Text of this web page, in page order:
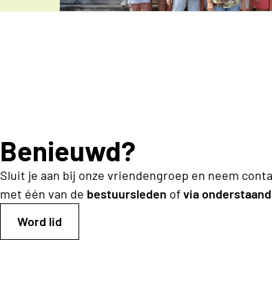
Benieuwd?
Sluit je aan bij onze vriendengroep en neem
met één van de bestuursleden ofvia
Word lid